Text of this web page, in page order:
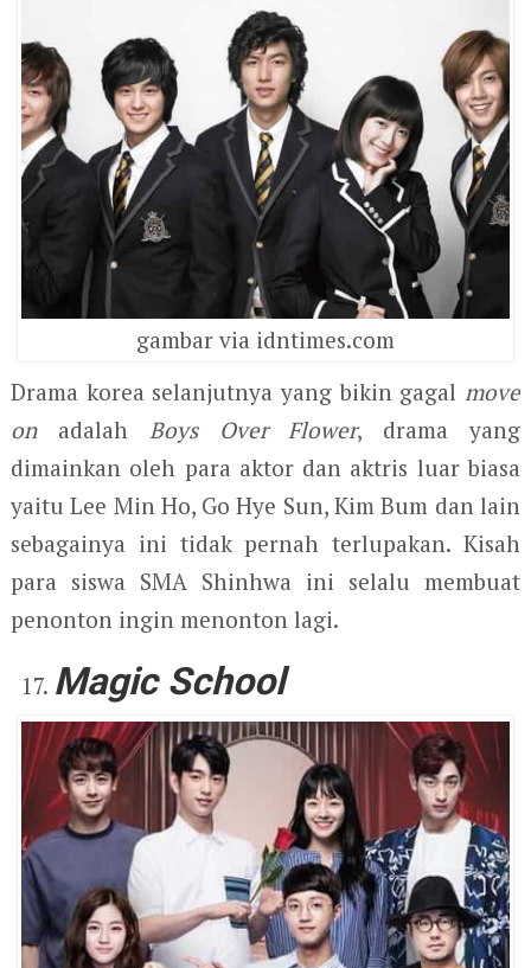
gambar via idntimes.com
Drama korea selanjutnya yang bikin gagalmove
onadalah Boys Over Flower, drama yang
dimainkan oleh para aktor dan aktris luar biasa
yaitu Lee Min Ho, Go Hye Sun, Kim Bum dan lain
sebagainya ini tidak pernah terlupakan. Kisah
para siswa SMA Shinhwa ini selalu membuat
penonton ingin menonton lagi.
Magic School